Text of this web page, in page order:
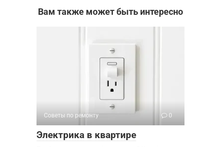
Вам также может быть интересно
Советы по ремонту 0
Электрика в квартире